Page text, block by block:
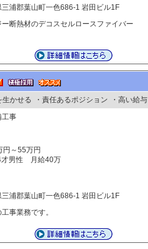
三浦郡葉山町一色686-1 岩田ビル1F
ー断熱材のデコスセルロースファイバー
生かせる ・責任あるポジション
・高い給与
工事
円～55万円
男性 月給40万
三浦郡葉山町一色686-1 岩田ビル1F
事業務です。